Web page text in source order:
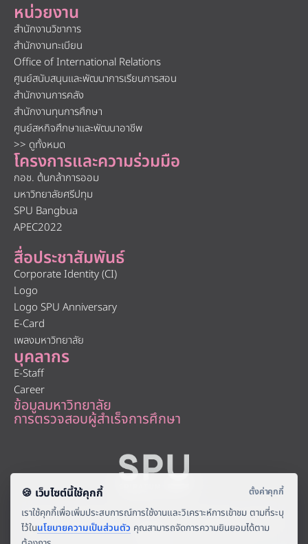
หน่วยงาน
สำนักงานวิชาการ
สำนักงานทะเบียน
Office of International Relations
ศูนย์สนับสนุนและพัฒนาการเรียนการสอน
สำนักงานการคลัง
สำนักงานทุนการศึกษา
ศูนย์สหกิจศึกษาและพัฒนาอาชีพ
>> ดูทั้งหมด
โครงการและความร่วมมือ
กอช. ต้นกล้าการออม
มหาวิทยาลัยศรีปทุม
SPU Bangbua
APEC2022
สื่อประชาสัมพันธ์
Corporate Identity (CI)
Logo
Logo SPU Anniversary
E-Card
เพลงมหาวิทยาลัย
บุคลากร
E-Staff
Career
ข้อมูลมหาวิทยาลัย
การตรวจสอบผู้สำเร็จการศึกษา
About|Faculty|Story| |Media|Job|